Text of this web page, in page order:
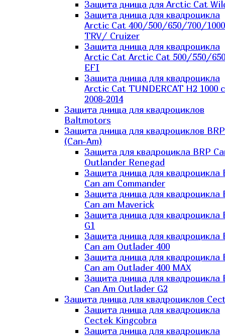
Защита днища для Arctic Cat
Защита днища для квадроцикла
Arctic Cat 400/500/650/700/1000
TRV/ Cruizer
Защита днища для квадроцикла
Arctic Cat Arctic Cat 500/550/
EFI
Защита днища для квадроцикла
Arctic Cat TUNDERCAT H2 1000 c
2008-2014
Защита днища для квадроциклов
Baltmotors
Защита днища для квадроциклов BRP
(Can-Am)
Защита для квадроцикла BRP
Outlander Renegad
Защита днища для квадроцикла
Can am Commander
Защита днища для квадроцикла
Can am Maverick
Защита днища для квадроцикла
G1
Защита днища для квадроцикла
Can am Outlader 400
Защита днища для квадроцикла
Can am Outlader 400 MAX
Защита днища для квадроцикла
Can Аm Outlader G2
Защита днища для квадроциклов
Защита днища для квадроцикла
Cectek Kingcobra
Защита днища для квадроцикла